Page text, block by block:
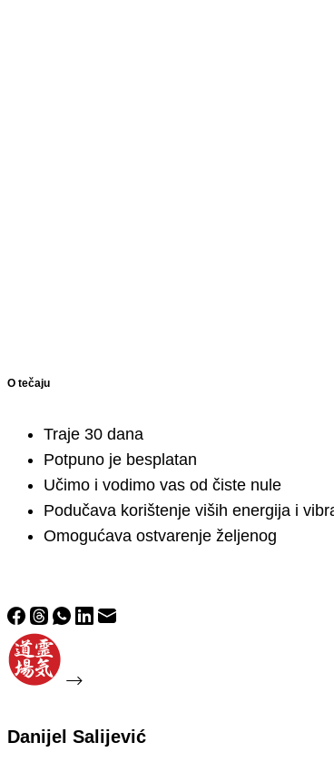
O tečaju
Traje 30 dana
Potpuno je besplatan
Učimo i vodimo vas od čiste nule
Podučava korištenje viših energija i
Omogućava ostvarenje željenog
Danijel Salijević